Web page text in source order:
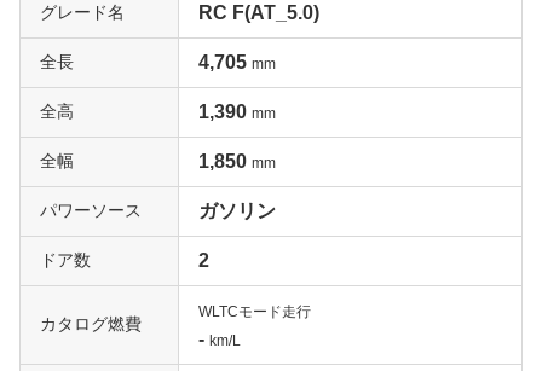
グレード名 RC F(AT_5.0)
全長 4,705 mm
全高 1,390 mm
全幅 1,850 mm
パワーソース ガソリン
ドア数 2
カタログ燃費
WLTCモード走行
- km/L